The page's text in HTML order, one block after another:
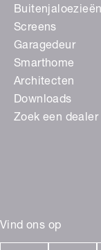
Vind ons op
Buitenjaloezieën
Screens
Garagedeur
Smarthome
Architecten
Downloads
Zoek een dealer